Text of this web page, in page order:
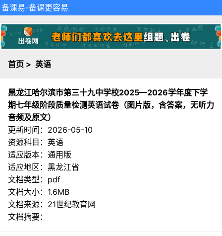
备课易-备课更容易
首页 > 英语
黑龙江哈尔滨市第三十九中学校2025—2026学年度下学
期七年级阶段质量检测英语试卷（图片版，含答案，无听力
音频及原文）
更新时间：2026-05-10
资源科目：英语
适应版本：通用版
适应地区：黑龙江省
文档类型：pdf
文档大小：1.6MB
文档来源： 21世纪教育网
文档摘要：